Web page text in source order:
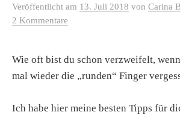
Veröffentlicht am 13. Juli 2018 von Carina
2 Kommentare
Wie oft bist du schon verzweifelt,
mal wieder die „runden“ Finger
Ich habe hier meine besten Tipps für